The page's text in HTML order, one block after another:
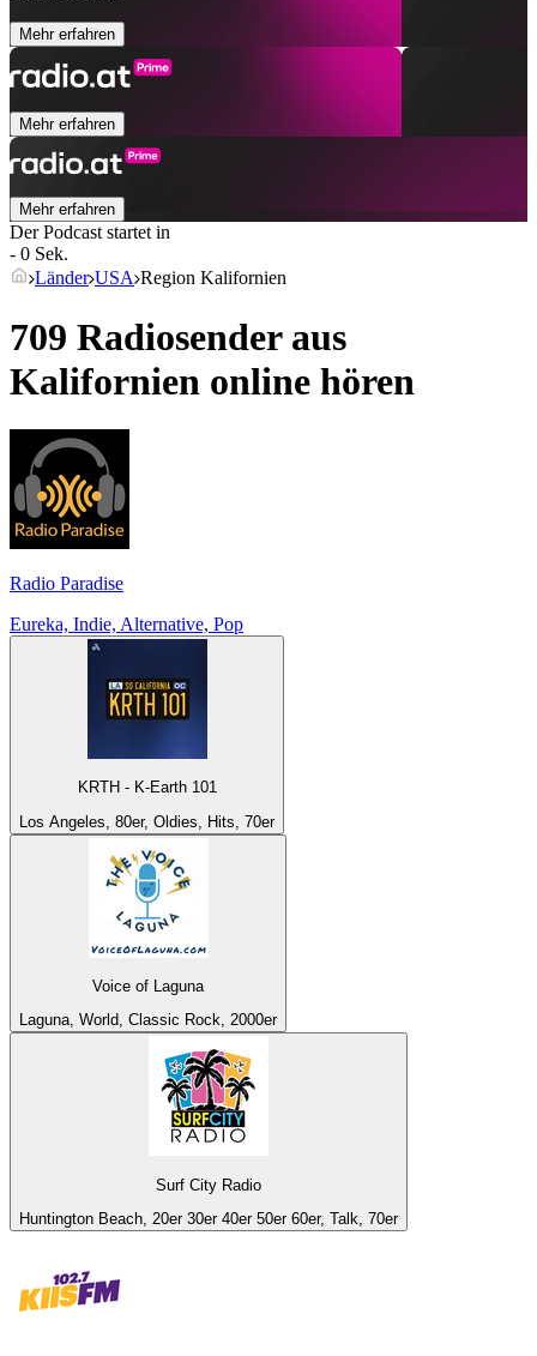
Mehr erfahren
Mehr erfahren
Mehr erfahren
Der Podcast startet in
- 0 Sek.
Länder USA Region Kalifornien
709 Radiosender aus
Kalifornien online hören
Radio Paradise
Eureka, Indie, Alternative, Pop
KRTH - K-Earth 101
Los Angeles, 80er, Oldies, Hits, 70er
Voice of Laguna
Laguna, World, Classic Rock, 2000er
Surf City Radio
Huntington Beach, 20er 30er 40er 50er 60er, Talk, 70er